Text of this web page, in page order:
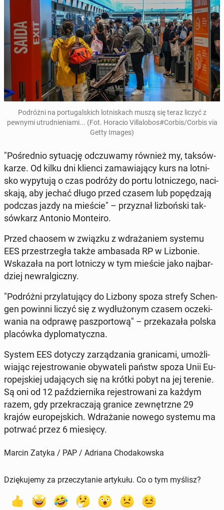
Po­dróż­ni na por­tu­gal­skich lot­ni­skach muszą się teraz liczyć z
pewnymi utrud­nie­nia­mi... (Fot. Horacio Vil­la­lo­bos#Corbis/Corbis via
Getty Images)
"Po­śred­nio sy­tu­ację od­czu­wa­my również my, tak­sów­
ka­rze. Od kilku dni klienci za­ma­wia­ją­cy kurs na lot­ni­
sko wy­py­tu­ją o czas podróży do portu lot­ni­cze­go, na­ci­
ska­ją, aby jechać długo przed czasem lub po­pę­dza­ją
podczas jazdy na mieście" – przy­znał li­zboń­ski tak­
sów­karz Antonio Mon­te­iro.
Przed chaosem w związku z wdra­ża­niem systemu
EES prze­strze­gła także am­ba­sa­da RP w Li­zbo­nie.
Wska­za­ła na port lot­ni­czy w tym mieście jako naj­bar­
dziej new­ral­gicz­ny.
"Po­dróż­ni przy­la­tu­ją­cy do Lizbony spoza strefy Schen­
gen powinni liczyć się z wy­dłu­żo­nym czasem ocze­ki­
wa­nia na odprawę pasz­por­to­wą" – prze­ka­za­ła polska
pla­ców­ka dy­plo­ma­tycz­na.
System EES dotyczy za­rzą­dza­nia gra­ni­ca­mi, umoż­li­
wia­jąc re­je­stro­wa­nie oby­wa­te­li państw spoza Unii Eu­
ro­pej­skiej uda­ją­cych się na krótki pobyt na jej terenie.
Są oni od 12 paź­dzier­ni­ka re­je­stro­wa­ni za każdym
razem, gdy prze­kra­cza­ją granice ze­wnętrz­ne 29
krajów eu­ro­pej­skich. Wdra­ża­nie nowego systemu ma
potrwać przez 6 mie­się­cy.
Marcin Zatyka / PAP / Adriana Chodakowska
Dziękujemy za przeczytanie artykułu. Co o tym myślisz?